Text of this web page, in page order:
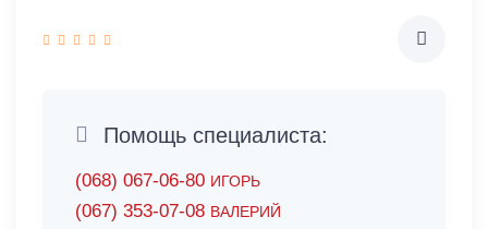
Помощь специалиста:
(068) 067-06-80 ИГОРЬ
(067) 353-07-08 ВАЛЕРИЙ